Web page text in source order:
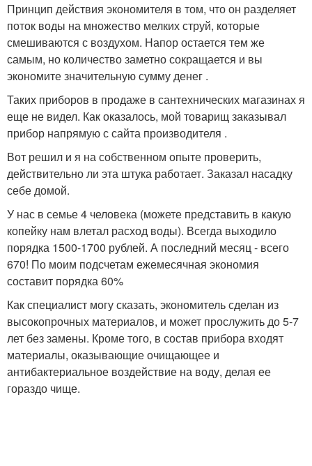
Принцип действия экономителя в том, что он разделяет
поток воды на множество мелких струй, которые
смешиваются с воздухом. Напор остается тем же
самым, но количество заметно сокращается и вы
экономите значительную сумму денег .
Таких приборов в продаже в сантехнических магазинах я
еще не видел. Как оказалось, мой товарищ заказывал
прибор напрямую с сайта производителя .
Вот решил и я на собственном опыте проверить,
действительно ли эта штука работает. Заказал насадку
себе домой.
У нас в семье 4 человека (можете представить в какую
копейку нам влетал расход воды). Всегда выходило
порядка 1500-1700 рублей. А последний месяц - всего
670! По моим подсчетам ежемесячная экономия
составит порядка 60%
Как специалист могу сказать, экономитель сделан из
высокопрочных материалов, и может прослужить до 5-7
лет без замены. Кроме того, в состав прибора входят
материалы, оказывающие очищающее и
антибактериальное воздействие на воду, делая ее
гораздо чище.